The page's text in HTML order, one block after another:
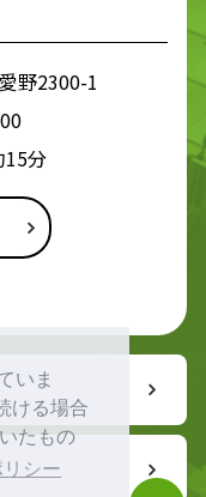
いま
ける場合
たもの
シー
野2300-1
15分